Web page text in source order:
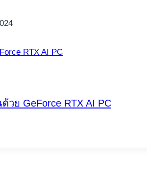
ย GeForce RTX AI PC